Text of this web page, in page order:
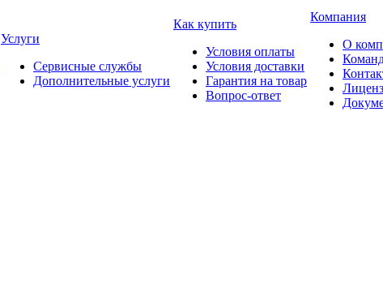
Услуги
Сервисные службы
Дополнительные услуги
Как купить
Условия оплаты
Условия доставки
Гарантия на товар
Вопрос-ответ
Компания
О